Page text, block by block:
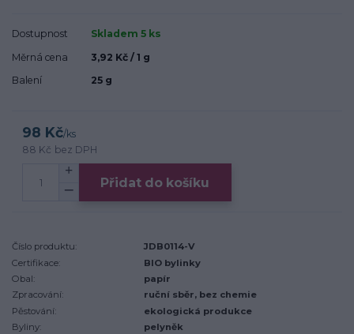
Dostupnost
Skladem 5 ks
Měrná cena
3,92 Kč / 1 g
Balení
25 g
98 Kč/ks
88 Kč bez DPH
Přidat do košíku
Číslo produktu:
JDB0114-V
Certifikace:
BIO bylinky
Obal:
papír
Zpracování:
ruční sběr, bez chemie
Pěstování:
ekologická produkce
Byliny:
pelyněk